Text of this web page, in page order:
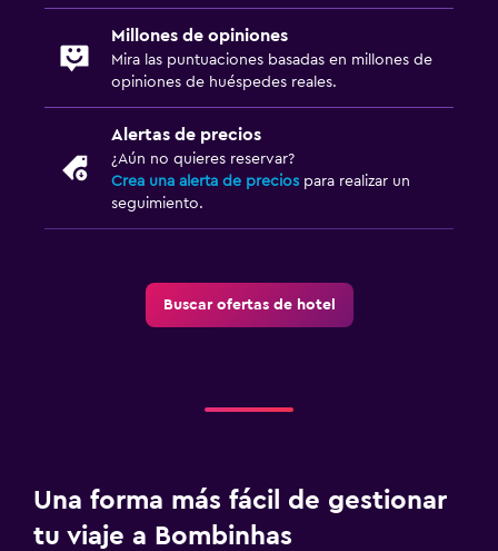
Millones de opiniones
Mira las puntuaciones basadas en millones de
opiniones de huéspedes reales.
Alertas de precios
¿Aún no quieres reservar?
Crea una alerta de precios para realizar un
seguimiento.
Buscar ofertas de hotel
Una forma más fácil de gestionar
tu viaje a Bombinhas